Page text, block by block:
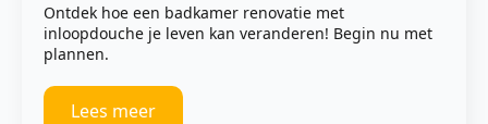
Ontdek hoe een badkamer renovatie met
inloopdouche je leven kan veranderen! Begin nu met
plannen.
Lees meer